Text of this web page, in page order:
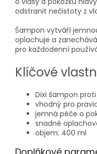
odstranit nečistoty z
Šampon vytváří
oplachuje a
pro každodenní
Klíčové
Dixi šampon
vhodný pro
jemná péče o
snadné
objem: 400 ml